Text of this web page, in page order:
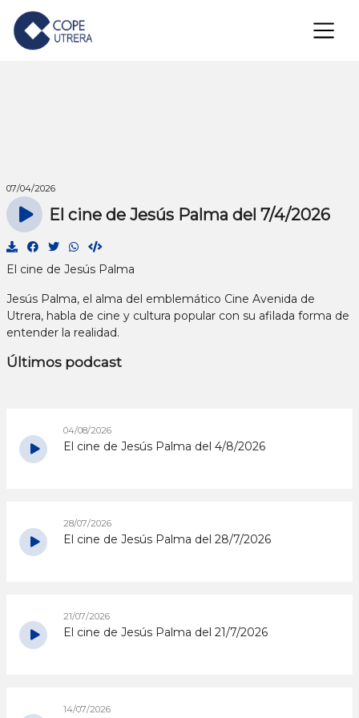
×
07/04/2026
El cine de Jesús Palma del 7/4/2026
El cine de Jesús Palma
Jesús Palma, el alma del emblemático Cine Avenida de
Utrera, habla de cine y cultura popular con su afilada forma de
entender la realidad.
Últimos podcast
04/08/2026
El cine de Jesús Palma del 4/8/2026
28/07/2026
El cine de Jesús Palma del 28/7/2026
21/07/2026
El cine de Jesús Palma del 21/7/2026
14/07/2026